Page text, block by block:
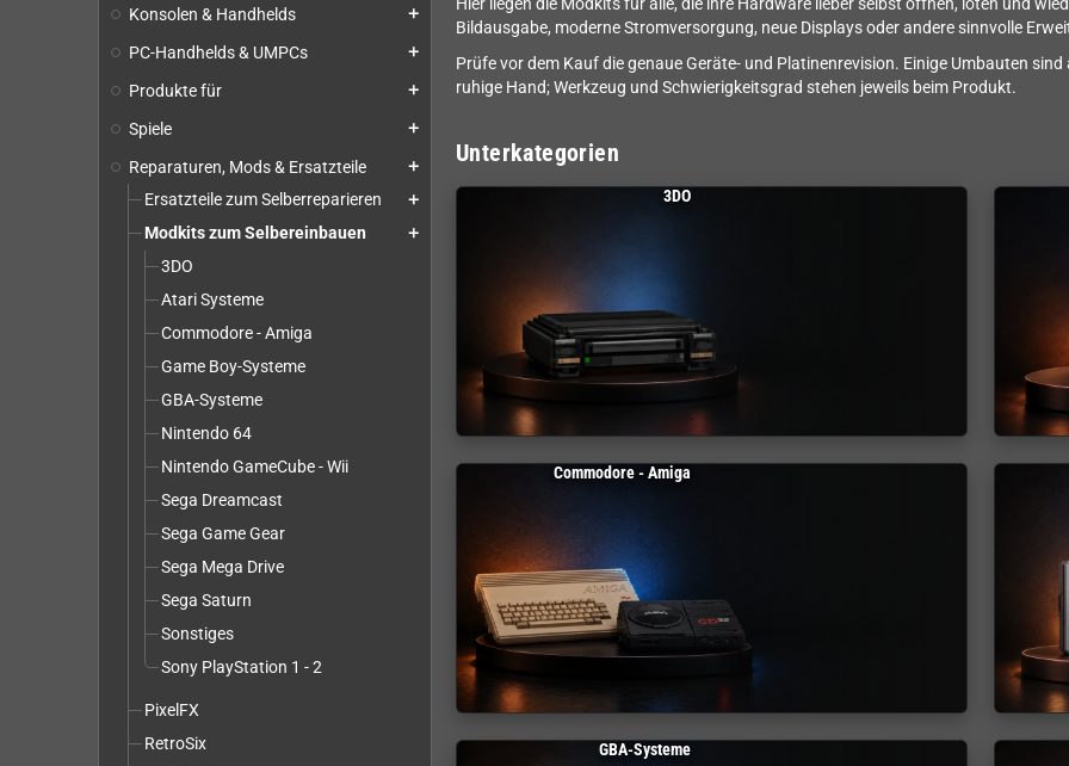
Konsolen & Handhelds add
PC-Handhelds & UMPCs add
Produkte für add
Spiele add
Reparaturen, Mods & Ersatzteile add
Ersatzteile zum Selberreparieren add
Modkits zum Selbereinbauen add
3DO
Atari Systeme
Commodore - Amiga
Game Boy-Systeme
GBA-Systeme
Nintendo 64
Nintendo GameCube - Wii
Sega Dreamcast
Sega Game Gear
Sega Mega Drive
Sega Saturn
Sonstiges
Sony PlayStation 1 - 2
PixelFX
RetroSix
Hier liegen die Modkits für alle, die ihre Hardware lieber selbst öffnen, löten und
Bildausgabe, moderne Stromversorgung, neue Displays oder andere sinnvolle
Prüfe vor dem Kauf die genaue Geräte- und Platinenrevision. Einige Umbauten
ruhige Hand; Werkzeug und Schwierigkeitsgrad stehen jeweils beim Produkt.
Unterkategorien
3DO
Commodore - Amiga
GBA-Systeme